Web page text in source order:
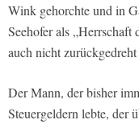
Wink gehorchte und in
Seehofer als „Herrschaft
auch nicht zurückgedreht
Der Mann, der bisher
Steuergeldern lebte, der